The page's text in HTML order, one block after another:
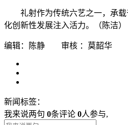
礼射作为传统六艺之一，承
化创新性发展注入活力。（陈洁）
编辑：陈静 审核 ：莫韶华
新闻标签：
我来说两句 0条评论 0人参与,